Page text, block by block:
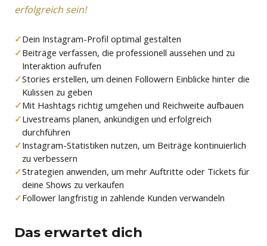
erfolgreich sein!
Dein Instagram-Profil optimal gestalten
Beiträge verfassen, die professionell aussehen und zu
Interaktion aufrufen
Stories erstellen, um deinen Followern Einblicke hinter die
Kulissen zu geben
Mit Hashtags richtig umgehen und Reichweite aufbauen
Livestreams planen, ankündigen und erfolgreich
durchführen
Instagram-Statistiken nutzen, um Beiträge kontinuierlich
zu verbessern
Strategien anwenden, um mehr Auftritte oder Tickets für
deine Shows zu verkaufen
Follower langfristig in zahlende Kunden verwandeln
Das erwartet dich